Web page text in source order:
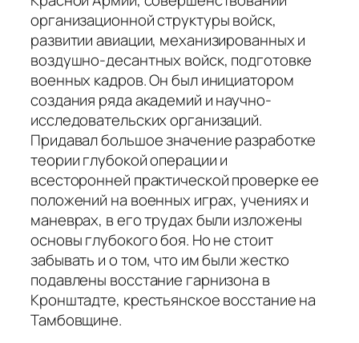
организационной структуры войск,
развитии авиации, механизированных и
воздушно-десантных войск, подготовке
военных кадров. Он был инициатором
создания ряда академий и научно-
исследовательских организаций.
Придавал большое значение разработке
теории глубокой операции и
всесторонней практической проверке ее
положений на военных играх, учениях и
маневрах, в его трудах были изложены
основы глубокого боя. Но не стоит
забывать и о том, что им были жестко
подавлены восстание гарнизона в
Кронштадте, крестьянское восстание на
Тамбовщине.